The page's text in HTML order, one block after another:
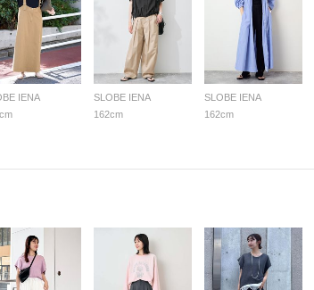
IENA
SLOBE IENA
162cm
SLOBE IENA
162cm